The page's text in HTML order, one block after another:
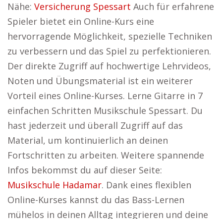
Nähe: Versicherung Spessart Auch für erfahrene
Spieler bietet ein Online-Kurs eine
hervorragende Möglichkeit, spezielle Techniken
zu verbessern und das Spiel zu perfektionieren.
Der direkte Zugriff auf hochwertige Lehrvideos,
Noten und Übungsmaterial ist ein weiterer
Vorteil eines Online-Kurses. Lerne Gitarre in 7
einfachen Schritten Musikschule Spessart. Du
hast jederzeit und überall Zugriff auf das
Material, um kontinuierlich an deinen
Fortschritten zu arbeiten. Weitere spannende
Infos bekommst du auf dieser Seite:
Musikschule Hadamar. Dank eines flexiblen
Online-Kurses kannst du das Bass-Lernen
mühelos in deinen Alltag integrieren und deine